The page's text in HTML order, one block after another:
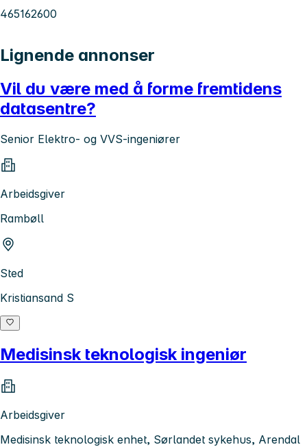
465162600
Lignende annonser
Vil du være med å forme fremtidens
datasentre?
Senior Elektro- og VVS-ingeniører
Arbeidsgiver
Rambøll
Sted
Kristiansand S
Medisinsk teknologisk ingeniør
Arbeidsgiver
Medisinsk teknologisk enhet, Sørlandet sykehus, Arendal